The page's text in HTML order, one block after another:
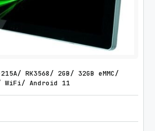
215A/ RK3568/ 2GB/ 32GB eMMC/
Android 11